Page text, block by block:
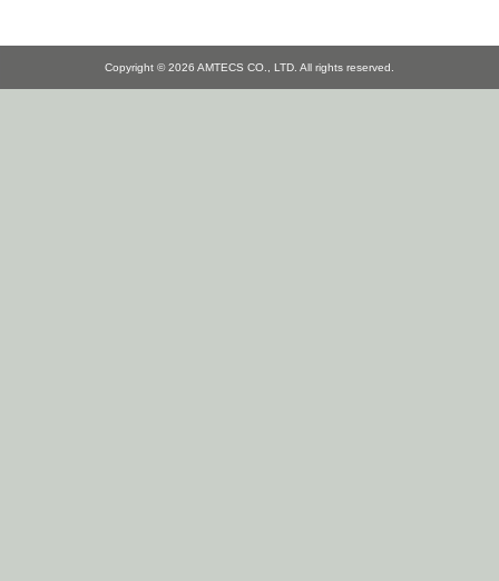
Copyright © 2026 AMTECS CO., LTD. All rights reserved.